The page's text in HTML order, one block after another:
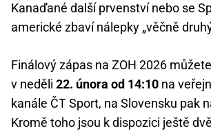
Kanaďané další prvenství nebo se
americké zbaví nálepky „věčně
Finálový zápas na ZOH 2026
v neděli 22. února od 14:10 na
kanále ČT Sport, na Slovensku pak
Kromě toho jsou k dispozici ještě